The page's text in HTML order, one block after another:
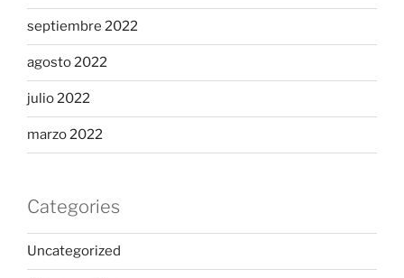
septiembre 2022
agosto 2022
julio 2022
marzo 2022
Categories
Uncategorized